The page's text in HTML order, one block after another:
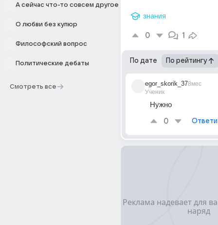
А сейчас что-то совсем другое
О любви без купюр
Философский вопрос
Политические дебаты
Смотреть все
знания
0 1
По дате По рейтингу
egor_skorik_37
Ученик
8мес
Нужно
0